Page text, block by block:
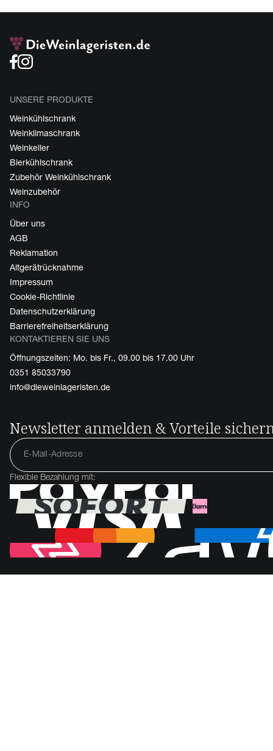
UNSERE PRODUKTE
Weinkühlschrank
Weinklimaschrank
Weinkeller
Bierkühlschrank
Zubehör Weinkühlschrank
Weinzubehör
INFO
Über uns
AGB
Reklamation
Altgerätrücknahme
Impressum
Cookie-Richtlinie
Datenschutzerklärung
Barrierefreiheitserklärung
KONTAKTIEREN SIE UNS
Öffnungszeiten: Mo. bis Fr., 09.00 bis 17.00 Uhr
0351 85033790
info@dieweinlageristen.de
Newsletter anmelden & Vorteile
Flexible Bezahlung mit: